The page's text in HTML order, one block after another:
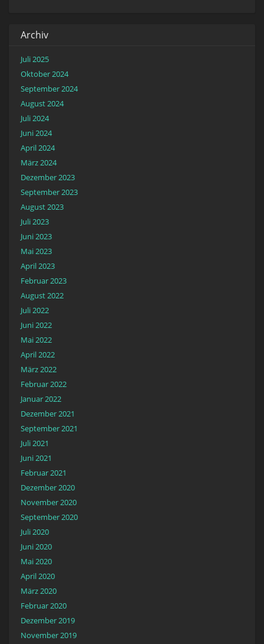
Archiv
Juli 2025
Oktober 2024
September 2024
August 2024
Juli 2024
Juni 2024
April 2024
März 2024
Dezember 2023
September 2023
August 2023
Juli 2023
Juni 2023
Mai 2023
April 2023
Februar 2023
August 2022
Juli 2022
Juni 2022
Mai 2022
April 2022
März 2022
Februar 2022
Januar 2022
Dezember 2021
September 2021
Juli 2021
Juni 2021
Februar 2021
Dezember 2020
November 2020
September 2020
Juli 2020
Juni 2020
Mai 2020
April 2020
März 2020
Februar 2020
Dezember 2019
November 2019